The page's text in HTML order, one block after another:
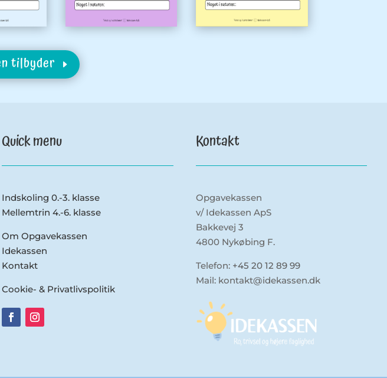
tilbyder
Quick menu
Indskoling 0.-3. klasse
Mellemtrin 4.-6. klasse
Om Opgavekassen
Idekassen
Kontakt
Cookie- & Privatlivspolitik
Kontakt
Opgavekassen
v/ Idekassen ApS
Bakkevej 3
4800 Nykøbing F.
Telefon: +45 20 12 89 99
Mail: kontakt@idekassen.dk